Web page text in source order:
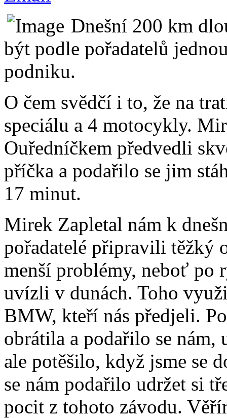
Dnešní 200 km
být podle pořadatelů
podniku.
O čem svědčí i to, že na
speciálu a 4 motocykly.
Ouředníčkem předvedli
příčka a podařilo se jim
17 minut.
Mirek Zapletal nám k
pořadatelé připravili těžký
menší problémy, neboť po
uvízli v dunách. Toho
BMW, kteří nás předjeli.
obrátila a podařilo se nám,
ale potěšilo, když jsme se
se nám podařilo udržet si
pocit z tohoto závodu.